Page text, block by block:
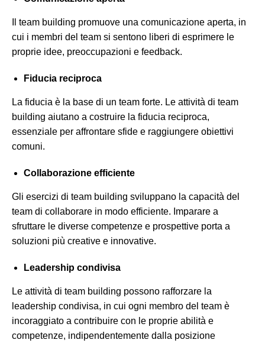
Il team building promuove una comunicazione aperta, in
cui i membri del team si sentono liberi di esprimere le
proprie idee, preoccupazioni e feedback.
Fiducia reciproca
La fiducia è la base di un team forte. Le attività di team
building aiutano a costruire la fiducia reciproca,
essenziale per affrontare sfide e raggiungere obiettivi
comuni.
Collaborazione efficiente
Gli esercizi di team building sviluppano la capacità del
team di collaborare in modo efficiente. Imparare a
sfruttare le diverse competenze e prospettive porta a
soluzioni più creative e innovative.
Leadership condivisa
Le attività di team building possono rafforzare la
leadership condivisa, in cui ogni membro del team è
incoraggiato a contribuire con le proprie abilità e
competenze, indipendentemente dalla posizione